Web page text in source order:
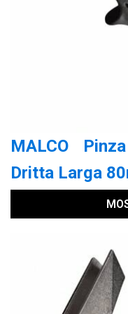
MALCO
Dritta Larga